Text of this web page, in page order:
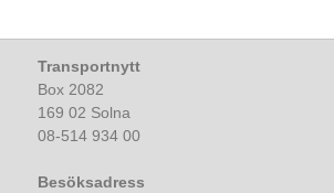
Transportnytt
Box 2082
169 02 Solna
08-514 934 00
Besöksadress